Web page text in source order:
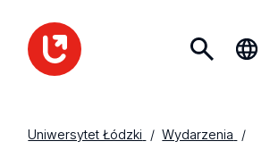
Uniwersytet Łódzki Wydarzenia